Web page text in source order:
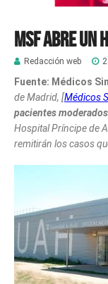
MSF abre
Redacción web
Fuente: Médicos
de Madrid, [Médicos
pacientes moderados
Hospital Príncipe de
remitirán los casos